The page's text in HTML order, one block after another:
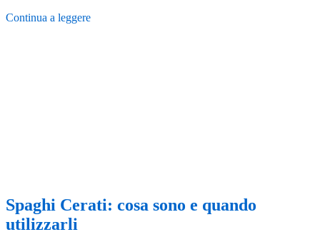
Continua a leggere
Spaghi Cerati: cosa sono e quando
utilizzarli